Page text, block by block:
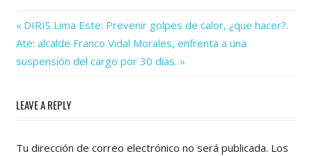
Navegación
de
Previous
Post:
DIRIS Lima Este: Prevenir golpes de calor, ¿que hacer?.
Next
Post:
Ate: alcalde Franco Vidal Morales, enfrenta a una
suspensión del cargo por 30 días.
LEAVE A REPLY
Tu dirección de correo electrónico no será publicada. Los